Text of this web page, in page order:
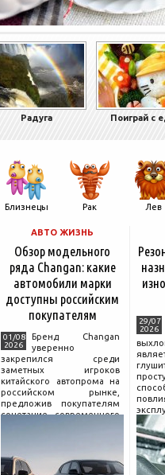
Радуга Поиграй с
Близнецы Рак Лев
АВТО ЖИЗНЬ
Обзор модельного
ряда Changan: какие
автомобили марки
доступны российским
покупателям
01/08
2026
Бренд Changan
уверенно
закрепился среди
заметных игроков
китайского автопрома на
российском рынке,
предложив покупателям
сочетание современного
насчитывает несколько
десятилетий
29/07
2026
и